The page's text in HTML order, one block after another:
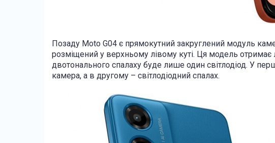
Позаду Moto G04 є прямокутний закруглений модуль
розміщений у верхньому лівому куті. Ця модель
двотонального спалаху буде лише один світлодіод. У
камера, а в другому – світлодіодний спалах.